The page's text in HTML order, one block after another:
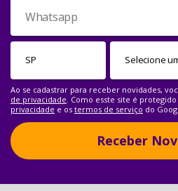
Ao se cadastrar para receber novidades,
de privacidade. Como esste site é protegido
privacidade e os termos de serviço do
Receber